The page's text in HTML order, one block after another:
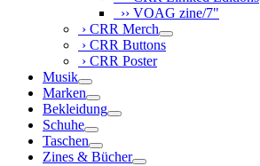
›› VOAG zine/7"
› CRR Merch
› CRR Buttons
› CRR Poster
Musik
Marken
Bekleidung
Schuhe
Taschen
Zines & Bücher